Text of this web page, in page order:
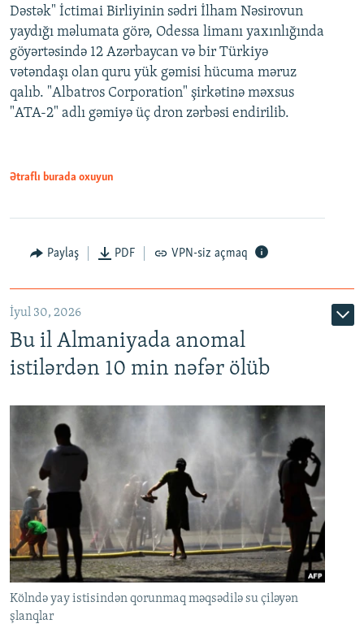
Dəstək" İctimai Birliyinin sədri İlham Nəsirovun
yaydığı məlumata görə, Odessa limanı yaxınlığında
göyərtəsində 12 Azərbaycan və bir Türkiyə
vətəndaşı olan quru yük gəmisi hücuma məruz
qalıb. "Albatros Corporation" şirkətinə məxsus
"ATA-2" adlı gəmiyə üç dron zərbəsi endirilib.
Ətraflı burada oxuyun
Paylaş PDF VPN-siz açmaq
İyul 30, 2026
Bu il Almaniyada anomal
istilərdən 10 min nəfər ölüb
Kölndə yay istisindən qorunmaq məqsədilə su çiləyən
şlanqlar